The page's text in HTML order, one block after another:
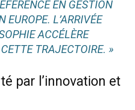
EN GESTION
EUROPE. L’ARRIVÉE
ACCÉLÈRE
TRAJECTOIRE. »
par l’innovation et